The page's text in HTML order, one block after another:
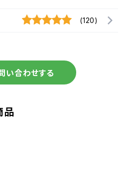
(120)
い合わせする
品